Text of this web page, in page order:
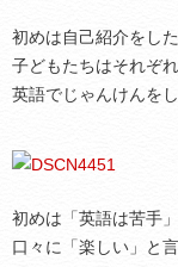
初めは自己紹介をした
子どもたちはそれぞ
英語でじゃんけんを
初めは「英語は苦手
口々に「楽しい」と